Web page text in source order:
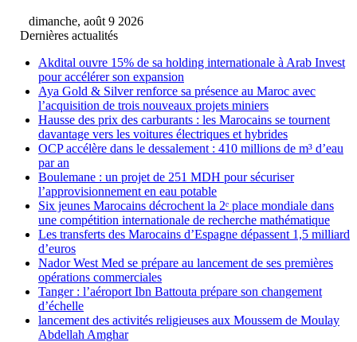
dimanche, août 9 2026
Dernières actualités
Akdital ouvre 15% de sa holding internationale à Arab Invest
pour accélérer son expansion
Aya Gold & Silver renforce sa présence au Maroc avec
l’acquisition de trois nouveaux projets miniers
Hausse des prix des carburants : les Marocains se tournent
davantage vers les voitures électriques et hybrides
OCP accélère dans le dessalement : 410 millions de m³ d’eau
par an
Boulemane : un projet de 251 MDH pour sécuriser
l’approvisionnement en eau potable
Six jeunes Marocains décrochent la 2ᵉ place mondiale dans
une compétition internationale de recherche mathématique
Les transferts des Marocains d’Espagne dépassent 1,5 milliard
d’euros
Nador West Med se prépare au lancement de ses premières
opérations commerciales
Tanger : l’aéroport Ibn Battouta prépare son changement
d’échelle
lancement des activités religieuses aux Moussem de Moulay
Abdellah Amghar